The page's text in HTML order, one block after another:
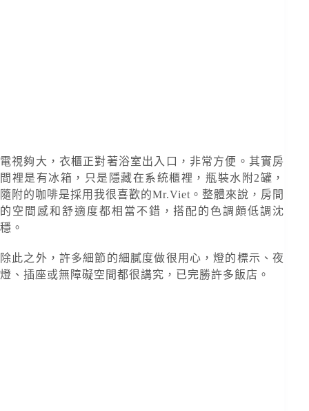
電視夠大，衣櫃正對著浴室出入口，非常方便。其實房
間裡是有冰箱，只是隱藏在系統櫃裡，瓶裝水附2罐，
隨附的咖啡是採用我很喜歡的Mr.Viet。整體來說，房間
的空間感和舒適度都相當不錯，搭配的色調頗低調沈
穩。
除此之外，許多細節的細膩度做很用心，燈的標示、夜
燈、插座或無障礙空間都很講究，已完勝許多飯店。